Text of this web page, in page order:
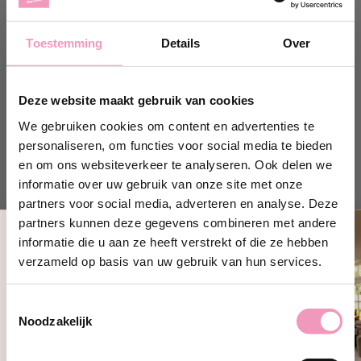
Toestemming Details Over
Deze website maakt gebruik van cookies
We gebruiken cookies om content en advertenties te
personaliseren, om functies voor social media te bieden
en om ons websiteverkeer te analyseren. Ook delen we
informatie over uw gebruik van onze site met onze
partners voor social media, adverteren en analyse. Deze
partners kunnen deze gegevens combineren met andere
informatie die u aan ze heeft verstrekt of die ze hebben
verzameld op basis van uw gebruik van hun services.
Noodzakelijk
Op voorraad
Normale
prijs
29,95
Shop hier
Op voorraad
prijs
Shop hier
Geurkaars Diamante &
Geurkaars Diamante
Ontvang 10% korting!
jouw@e-mailadres.com